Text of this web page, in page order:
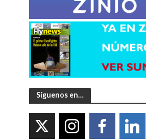
Síguenos en…